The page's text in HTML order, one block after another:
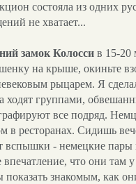
состояла из одних
не хватает...
замок Колосси в 15-20
на крыше, окиньте
рыцарем. Я
ходят группами,
все подряд.
в ресторанах. Сидишь
вспышки - немецкие пары
впечатление, что они там
показать знакомым, как